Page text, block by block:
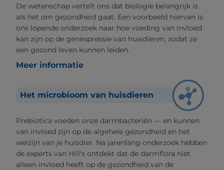
De wetenschap vertelt ons dat biologie belangrijk is
als het om gezondheid gaat. Een voorbeeld hiervan is
ons lopende onderzoek naar hoe voeding van invloed
kan zijn op de genexpressie van huisdieren, zodat ze
een gezond leven kunnen leiden.
Meer informatie
Het microbioom van huisdieren
Prebiotica voeden onze darmbacteriën — en kunnen
van invloed zijn op de algehele gezondheid en het
welzijn van je huisdier. Na jarenlang onderzoek hebben
de experts van Hill's ontdekt dat de darmflora niet
alleen invloed heeft op de gezondheid van de